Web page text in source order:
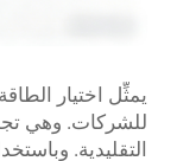
يمثِّل اختيار
للشركات. وهي